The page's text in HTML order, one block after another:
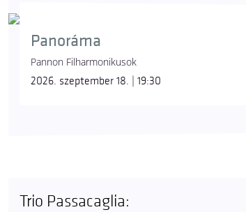
Panoráma
Pannon Filharmonikusok
2026. szeptember 18. | 19:30
Trio Passacaglia: